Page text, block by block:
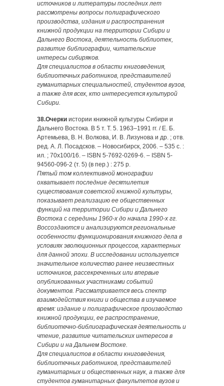
источников и литературы последних лет
рассмотрены вопросы полиграфического
производства, издания и распространения
книжной продукции на территории Сибири и
Дальнего Востока, деятельность библиотек,
развитие библиографии, читательские
интересы сибиряков.
Для специалистов в области книговедения,
библиотечных работников, представителей
гуманитарных специальностей, студентов вузов,
а также для всех, кто интересуется культурой
Сибири.
38.Очерки истории книжной культуры Сибири и
Дальнего Востока. В 5 т. Т. 5. 1963–1991 гг. / Е. Б.
Артемьева, В. Н. Волко­ва, И. В. Лизунова и др. ; отв.
ред. А. Л. Посадсков. – Новосибирск, 2006. – 535 с. :
ил. ; 70х100/16. – ISBN 5-7692-0269-6. – ISBN 5-
94560-096-2 (т. 5) (в пер.) : 275 р.
Пятый том коллективной монографии
охватывает последние десятилетия
существования советской книжной культуры,
показывает реализацию ее общественных
функций на территории Сибири и Дальнего
Востока с середины 1960-х до начала 1990-х гг.
Воссоздаются и анализируются региональные
особенности функционирования книжного дела в
условиях эволюционных процессов, характерных
для данной эпохи. В исследовании используется
значительное количество ранее неизвестных
источников, рассекреченных или впервые
опубликованных участниками событий
документов. Рассматривается весь спектр
взаимодействия книги и общества в изучаемое
время: издание и полиграфическое производство
книжной продукции, ее распространение,
библиотечно-библиографическая деятельность и
чтение, развитие читательских интересов в
Сибири и на Дальнем Востоке.
Для специалистов в области книговедения,
библиотечных работников, представителей
гуманитарных и общественных наук, а также для
студентов гуманитарных факультетов вузов и